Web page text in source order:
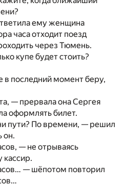
ему женщина
часа отходит поезд
через Тюмень.
купе будет стоить?
в последний момент беру,
— прервала она Сергея
оформлять билет.
пути? По времени, — решил
он.
— не отрываясь
кассир.
— шёпотом повторил